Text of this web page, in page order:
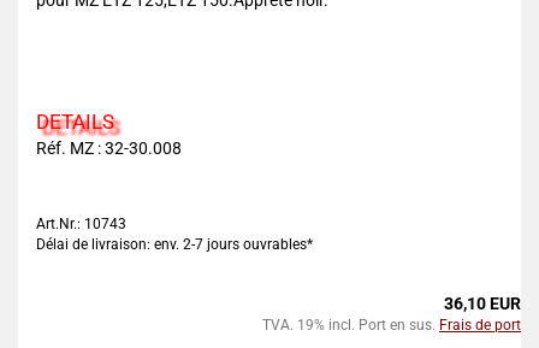
DETAILS
Réf. MZ : 32-30.008
Art.Nr.: 10743
Délai de livraison: env. 2-7 jours ouvrables*
36,10 EUR
TVA. 19% incl. Port en sus. Frais de port